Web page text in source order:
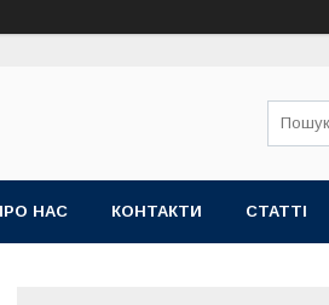
НАС КОНТАКТИ СТАТТІ